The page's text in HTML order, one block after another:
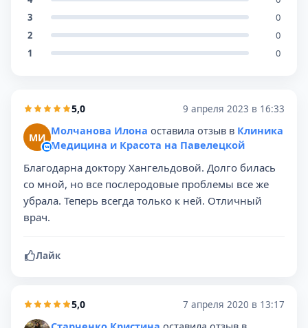
3
0
2
0
1
0
5,0 9 апреля 2023 в 16:33
МИ Молчанова Илона оставила отзыв в Клиника
Медицина и Красота на Павелецкой
Благодарна доктору Хангельдовой. Долго билась
со мной, но все послеродовые проблемы все же
убрала. Теперь всегда только к ней. Отличный
врач.
Лайк
5,0 7 апреля 2020 в 13:17